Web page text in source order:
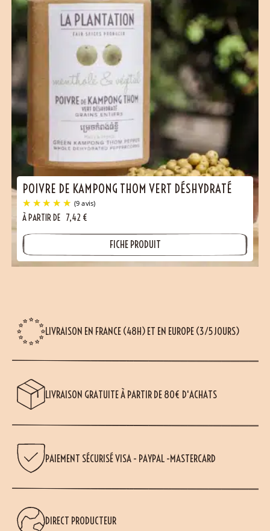
(16 avis)
POIVRE DE KAMPONG THOM VERT DÉSHYDRATÉ
À PARTIR DE 7,42 €
FICHE PRODUIT
LIVRAISON EN FRANCE (48H) ET EN EUROPE (3/5 JOURS)
LIVRAISON GRATUITE À PARTIR DE 80€ D'ACHATS
PAIEMENT SÉCURISÉ VISA - PAYPAL -MASTERCARD
DIRECT PRODUCTEUR